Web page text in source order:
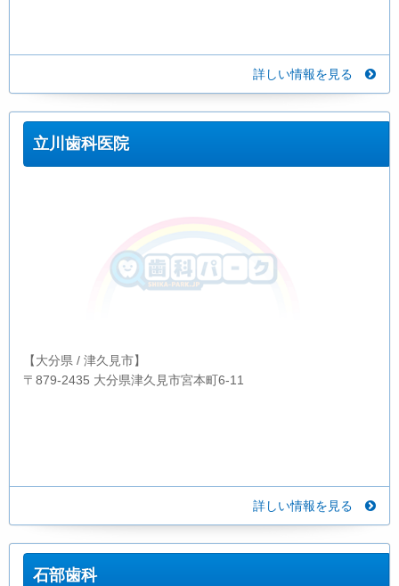
詳しい情報を見る
立川歯科医院
【大分県 / 津久見市】
〒879-2435 大分県津久見市宮本町6-11
詳しい情報を見る
石部歯科